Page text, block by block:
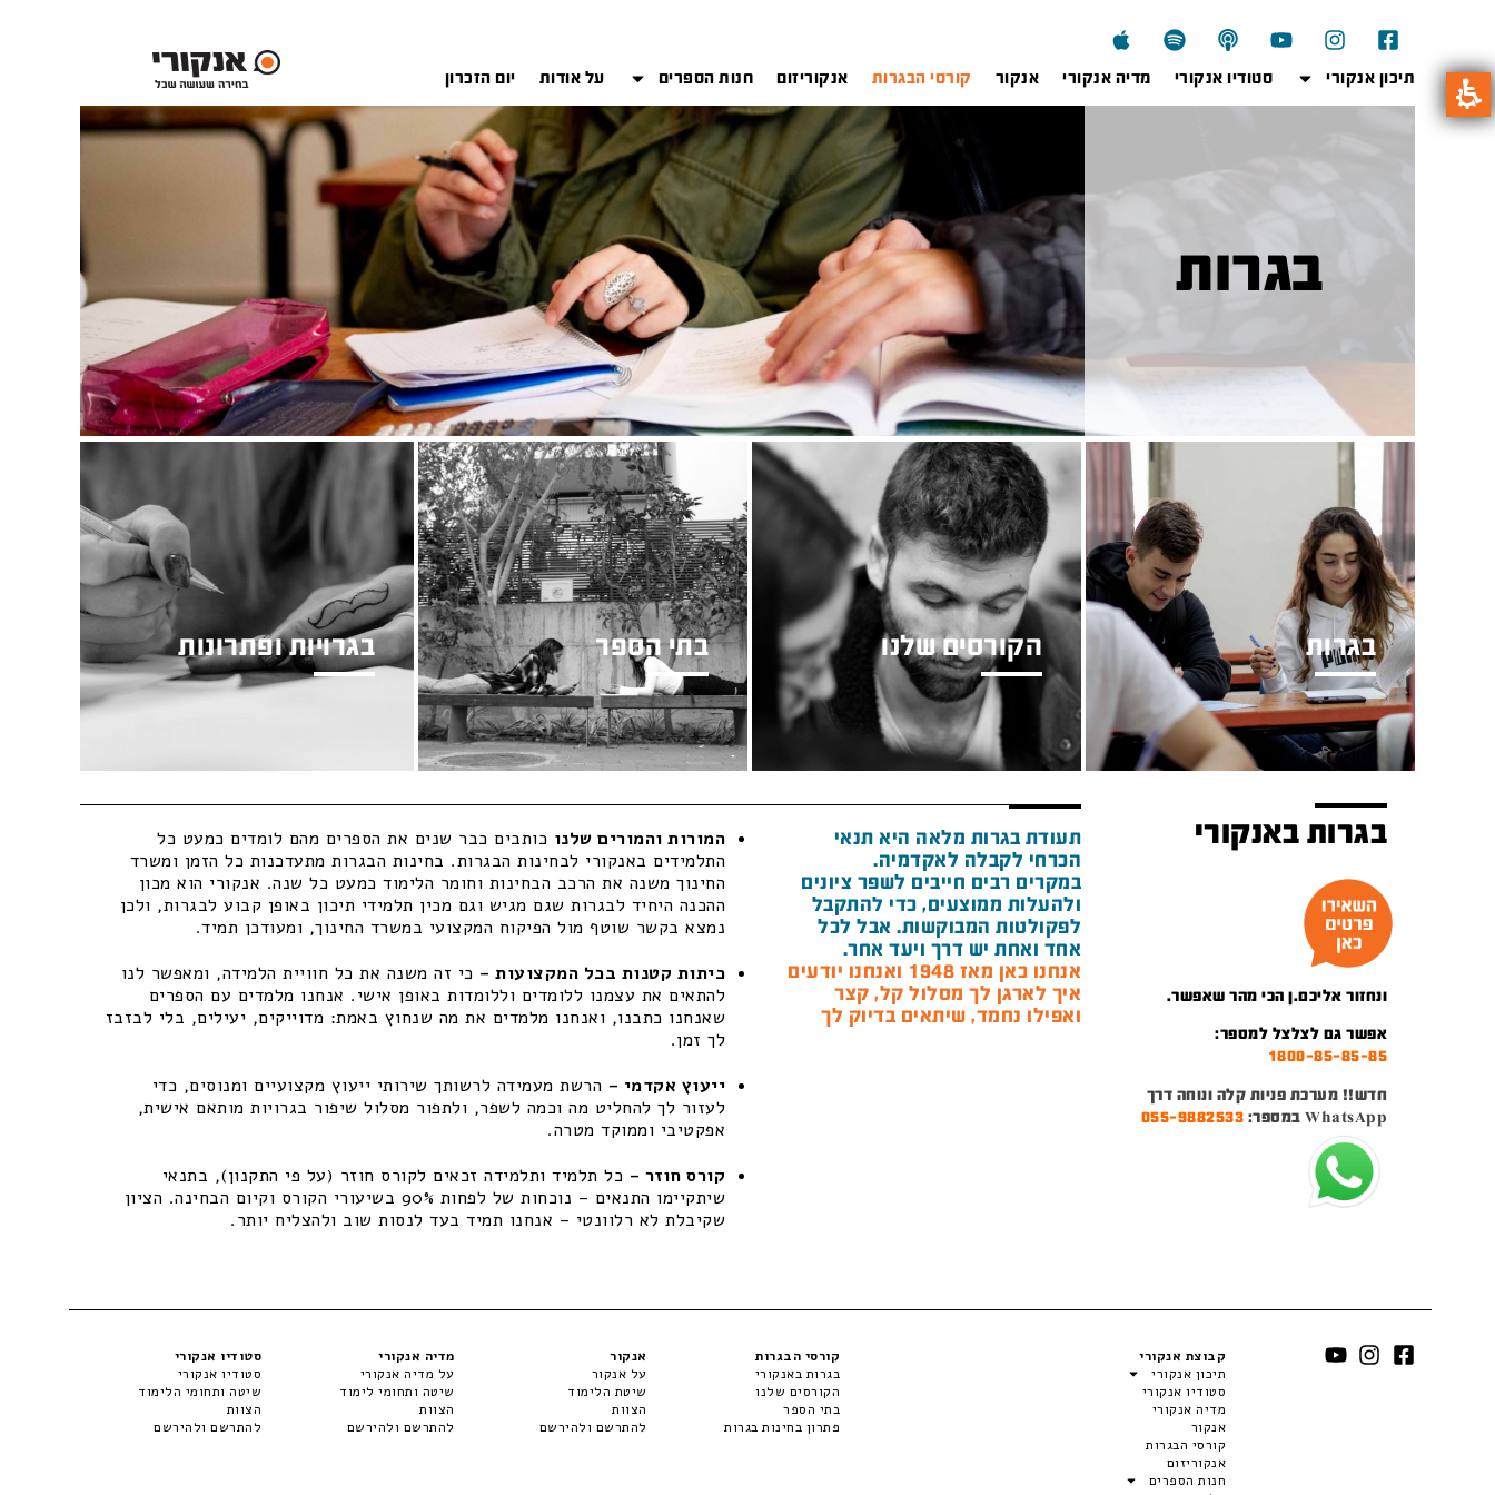
תיכון אנקורי סטודיו אנקורי מדיה אנקורי אנקור קורסי הבגרות אנקוריזום חנות הספרים על אודות יום הזכרון
בגרות
בגרות הקורסים שלנו בתי הספר בגרויות ופתרונות
בגרות באנקורי
ונחזור אליכם.ן הכי מהר שאפשר.
אפשר גם לצלצל למספר:
1800-85-85-85
חדש!! מערכת פניות קלה ונוחה דרך
WhatsApp במספר:
055-9882533
תעודת בגרות מלאה היא תנאי
הכרחי לקבלה לאקדמיה.
במקרים רבים חייבים לשפר ציונים
ולהעלות ממוצעים, כדי להתקבל
לפקולטות המבוקשות. אבל לכל
אחד ואחת יש דרך ויעד אחר.
אנחנו כאן מאז 1948 ואנחנו יודעים
איך לארגן לך מסלול קל, קצר
ואפילו נחמד, שיתאים בדיוק לך
המורות והמורים שלנו כותבים כבר שנים את הספרים מהם לומדים כמעט כל
התלמידים באנקורי לבחינות הבגרות. בחינות הבגרות מתעדכנות כל הזמן ומשרד
החינוך משנה את הרכב הבחינות וחומר הלימוד כמעט כל שנה. אנקורי הוא מכון
ההכנה היחיד לבגרות שגם מגיש וגם מכין תלמידי תיכון באופן קבוע לבגרות, ולכן
נמצא בקשר שוטף מול הפיקוח המקצועי במשרד החינוך, ומעודכן תמיד.
כיתות קטנות בכל המקצועות – כי זה משנה את כל חוויית הלמידה, ומאפשר לנו
להתאים את עצמנו ללומדים וללומדות באופן אישי. אנחנו מלמדים עם הספרים
שאנחנו כתבנו, ואנחנו מלמדים את מה שנחוץ באמת: מדוייקים, יעילים, בלי לבזבז
לך זמן.
ייעוץ אקדמי – הרשת מעמידה לרשותך שירותי ייעוץ מקצועיים ומנוסים, כדי
לעזור לך להחליט מה וכמה לשפר, ולתפור מסלול שיפור בגרויות מותאם אישית,
אפקטיבי וממוקד מטרה.
קורס חוזר – כל תלמיד ותלמידה זכאים לקורס חוזר (על פי התקנון), בתנאי
שיתקיימו התנאים – נוכחות של לפחות 90% בשיעורי הקורס וקיום הבחינה. הציון
שקיבלת לא רלוונטי – אנחנו תמיד בעד לנסות שוב ולהצליח יותר.
קבוצת אנקורי
תיכון אנקורי
סטודיו אנקורי
מדיה אנקורי
אנקור
קורסי הבגרות
אנקוריזום
חנות הספרים
קורסי הבגרות
בגרות באנקורי
הקורסים שלנו
בתי הספר
פתרון בחינות בגרות
אנקור
על אנקור
שיטת הלימוד
הצוות
להתרשם ולהירשם
מדיה אנקורי
על מדיה אנקורי
שיטה ותחומי לימוד
הצוות
להתרשם ולהירשם
סטודיו אנקורי
סטודיו אנקורי
שיטה ותחומי הלימוד
הצוות
להתרשם ולהירשם